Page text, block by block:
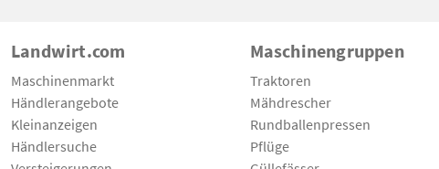
Landwirt.com
Maschinenmarkt
Händlerangebote
Kleinanzeigen
Händlersuche
Maschinengruppen
Traktoren
Mähdrescher
Rundballenpressen
Pflüge